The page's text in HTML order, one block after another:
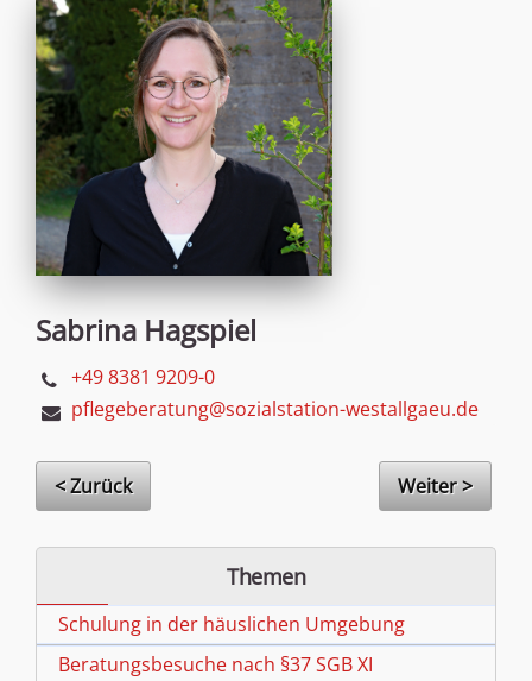
Sabrina Hagspiel
+49 8381 9209-0
pflegeberatung@sozialstation-westallgaeu.de
< Zurück Weiter >
Themen
Schulung in der häuslichen Umgebung
Beratungsbesuche nach §37 SGB XI